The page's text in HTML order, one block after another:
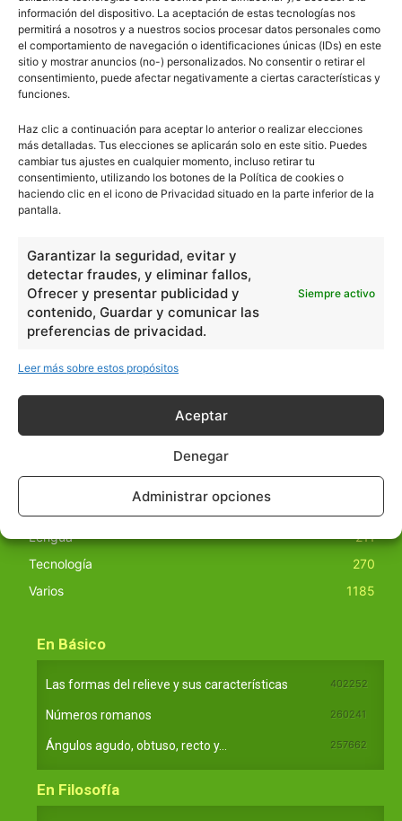
información del dispositivo. La aceptación de estas tecnologías nos
permitirá a nosotros y a nuestros socios procesar datos personales como
el comportamiento de navegación o identificaciones únicas (IDs) en este
sitio y mostrar anuncios (no-) personalizados. No consentir o retirar el
consentimiento, puede afectar negativamente a ciertas características y
funciones.
Haz clic a continuación para aceptar lo anterior o realizar elecciones
más detalladas. Tus elecciones se aplicarán solo en este sitio. Puedes
cambiar tus ajustes en cualquier momento, incluso retirar tu
consentimiento, utilizando los botones de la Política de cookies o
haciendo clic en el icono de Privacidad situado en la parte inferior de la
pantalla.
Garantizar la seguridad, evitar y
detectar fraudes, y eliminar fallos,
Ofrecer y presentar publicidad y
contenido, Guardar y comunicar las
preferencias de privacidad.
Siempre activo
Leer más sobre estos propósitos
Aceptar
Denegar
Administrar opciones
escuelapedia
Nuestros articulos son redactados y publicados bajo
obras derivadas de todos los contenidos disponibles en
nuestro sitio. Este sitio usa cookies de terceros. Lea más
informaciónaquí.
Lengua
211
Tecnología
270
Varios
1185
En Básico
Las formas del relieve y sus características 402252
Números romanos 260241
Ángulos agudo, obtuso, recto y... 257662
En Filosofía